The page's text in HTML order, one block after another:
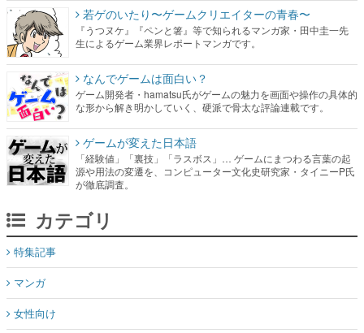
若ゲのいたり〜ゲームクリエイターの青春〜
『うつヌケ』『ペンと箸』等で知られるマンガ家・田中圭一先
生によるゲーム業界レポートマンガです。
なんでゲームは面白い？
ゲーム開発者・hamatsu氏がゲームの魅力を画面や操作の具体的
な形から解き明かしていく、硬派で骨太な評論連載です。
ゲームが変えた日本語
「経験値」「裏技」「ラスボス」… ゲームにまつわる言葉の起
源や用法の変遷を、コンピューター文化史研究家・タイニーP氏
が徹底調査。
カテゴリ
特集記事
マンガ
女性向け